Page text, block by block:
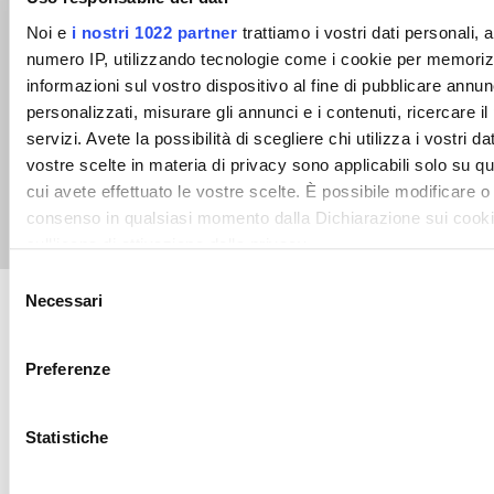
Noi e i nostri 1022 partnertrattiamo i vostri dati personali,
numero IP, utilizzando tecnologie come i cookie per
informazioni sul vostro dispositivo al fine di pubblicare
personalizzati, misurare gli annunci e i contenuti, ricercare
servizi. Avete la possibilità di scegliere chi utilizza i vostri
vostre scelte in materia di privacy sono applicabili solo su
cui avete effettuato le vostre scelte. È possibile modificare
consenso in qualsiasi momento dalla Dichiarazione sui
Con il tuo consenso, vorremmo anche:
Identificare il tuo dispositivo, scansionandolo
Approfondisci come vengono elaborati i tuoi dati personali e
delNecessari
Preferenze
Statistiche
Gancio sling con occhiolo
e sicurezza grado 100
LEGGI TUTTO
Catena lashing – Catena
ad elevata resistenza a
maglia lunga
LEGGI TUTTO